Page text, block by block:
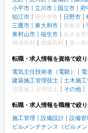
小平市
立川市 国立市 府
狛江市
国分寺市 日野市
三鷹市
東大和市 青梅市
東村山市
福生市 あきる野
神津島村
御藏島村 青ヶ島
転職・求人情報を資格で絞
電気主任技術者（電験）
建築施工管理技士
土木施
造園施工管理技士
その他
転職・求人情報を職種で絞
施工管理
設備設計 設備管
ビルメンテナンス（ビルメン